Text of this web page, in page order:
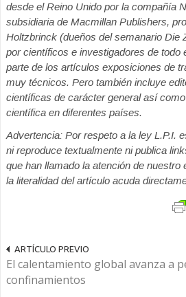
desde el Reino Unido por la compañía
subsidiaria de Macmillan Publishers,
Holtzbrinck (dueños del semanario Die
por científicos e investigadores de todo
parte de los artículos exposiciones de
muy técnicos. Pero también incluye
científicas de carácter general así
científica en diferentes países.
Advertencia: Por respeto a la ley L.P.I.
ni reproduce textualmente ni publica
que han llamado la atención de nuestro
la literalidad del artículo acuda
ARTÍCULO PREVIO
El calentamiento global avanza a
confinamientos